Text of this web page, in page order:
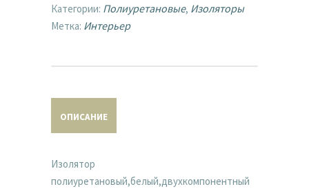
Категории: Полиуретановые, Изоляторы
Метка: Интерьер
ОПИСАНИЕ
Изолятор
полиуретановый,белый,двухкомпонентный